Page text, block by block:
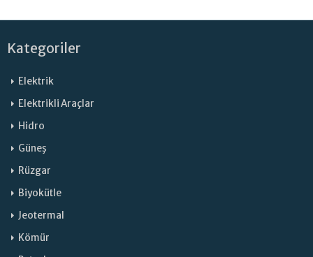
Kategoriler
Elektrik
Elektrikli Araçlar
Hidro
Güneş
Rüzgar
Biyokütle
Jeotermal
Kömür